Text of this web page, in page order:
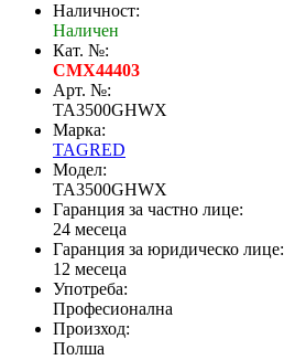
Наличност:
Наличен
Кат. №:
CMX44403
Арт. №:
TA3500GHWX
Марка:
TAGRED
Модел:
TA3500GHWX
Гаранция за частно лице:
24 месеца
Гаранция за юридическо лице:
12 месеца
Употреба:
Професионална
Произход:
Полша